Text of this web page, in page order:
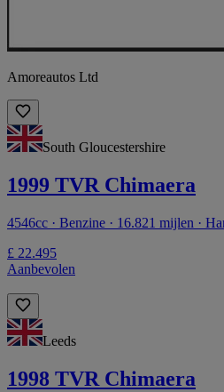
Amoreautos Ltd
South Gloucestershire
1999 TVR Chimaera
4546cc · Benzine · 16.821 mijlen ·
£ 22.495
Aanbevolen
Leeds
1998 TVR Chimaera